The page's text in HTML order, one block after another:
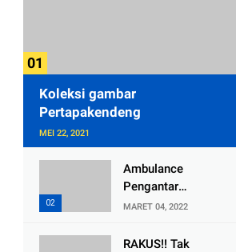
Koleksi gambar
Pertapakendeng
MEI 22, 2021
Ambulance
Pengantar
Jenazah Kepala
Mengalami
MARET 04, 2022
RAKUS!! Tak